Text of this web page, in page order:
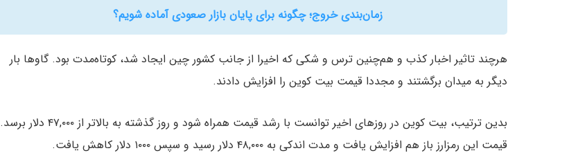
زمان‌بندی خروج؛ چگونه برای پایان بازار صعودی آماده شویم؟
هرچند تاثیر اخبار کذب و هم‌چنین ترس و شکی که اخیرا از جانب کشور چین ایجاد شد، کوتاه‌مدت بود. گاوها بار
دیگر به میدان برگشتند و مجددا قيمت بیت کوین را افزایش دادند.
بدین ترتیب، بیت کوین در روزهای اخیر توانست با رشد قیمت همراه شود و روز گذشته به بالاتر از ۴۷,۰۰۰ دلار برسد.
قیمت این رمزارز باز هم افزایش یافت و مدت اندکی به ۴۸,۰۰۰ دلار رسید و سپس ۱۰۰۰ دلار کاهش یافت.